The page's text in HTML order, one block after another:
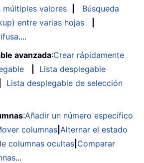
valores
Búsqueda
entre varias hojas
....
avanzada:Crear rápidamente
Lista desplegable
Lista desplegable de selección
:Añadir un número específico
columnas Alternar el estado
columnas ocultas Comparar
...